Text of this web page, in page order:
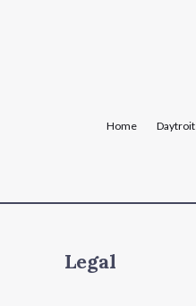
Home Daytroit
Legal